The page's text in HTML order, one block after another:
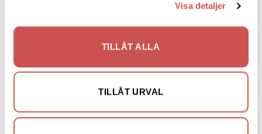
Visa detaljer
TILLÅT ALLA
TILLÅT URVAL
Tygfåtöljer
Inredning